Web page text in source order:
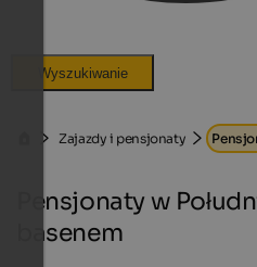
Wyszukiwanie
Zajazdy i pensjonaty
Pensjonaty w
basenem